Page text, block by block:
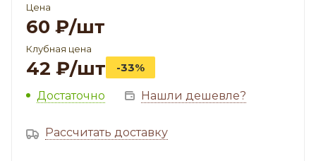
Цена
60 ₽/шт
Клубная цена
42 ₽/шт -33%
Достаточно Нашли дешевле?
Рассчитать доставку